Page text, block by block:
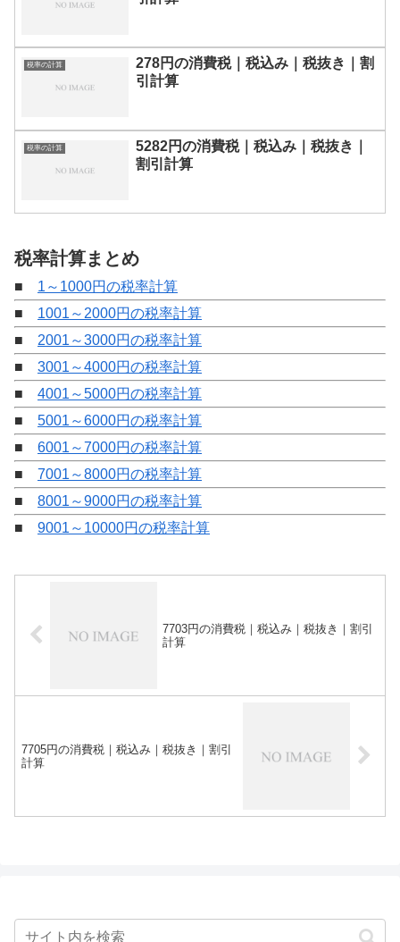
税率の計算
278円の消費税｜税込み｜税抜き｜割
引計算
税率の計算
5282円の消費税｜税込み｜税抜き｜
割引計算
税率計算まとめ
■ 1～1000円の税率計算
■ 1001～2000円の税率計算
■ 2001～3000円の税率計算
■ 3001～4000円の税率計算
■ 4001～5000円の税率計算
■ 5001～6000円の税率計算
■ 6001～7000円の税率計算
■ 7001～8000円の税率計算
■ 8001～9000円の税率計算
■ 9001～10000円の税率計算
7703円の消費税｜税込み｜税抜き｜割引
計算
7705円の消費税｜税込み｜税抜き｜割引
計算